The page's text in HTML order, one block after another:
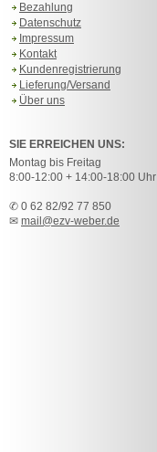
Bezahlung
Datenschutz
Impressum
Kontakt
Kundenregistrierung
Lieferung/Versand
Über uns
SIE ERREICHEN UNS:
Montag bis Freitag
8:00-12:00 + 14:00-18:00 Uhr
✆ 0 62 82/92 77 850
✉ mail@ezv-weber.de